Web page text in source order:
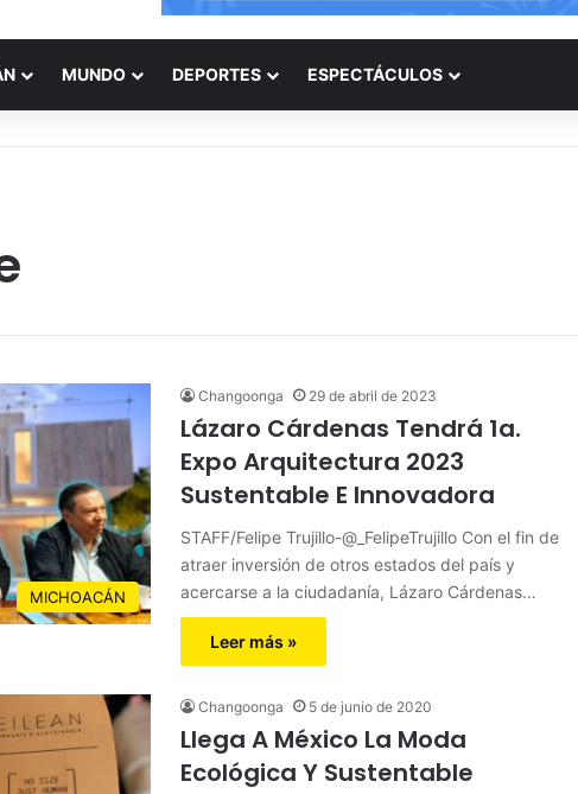
MUNDO DEPORTES ESPECTÁCULOS
MICHOACÁN
Changoonga 29 de abril de 2023
Lázaro Cárdenas Tendrá 1a.
Expo Arquitectura 2023
Sustentable E Innovadora
STAFF/Felipe Trujillo-@_FelipeTrujillo Con el fin de
atraer inversión de otros estados del país y
acercarse a la ciudadanía, Lázaro Cárdenas…
Leer más »
Changoonga 5 de junio de 2020
Llega A México La Moda
Ecológica Y Sustentable